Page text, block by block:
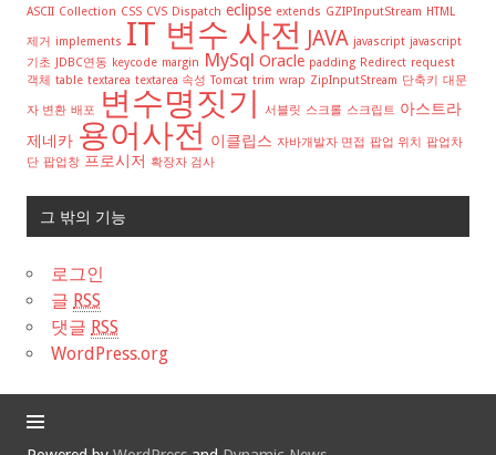
ASCII Collection CSS CVS Dispatch eclipse extends GZIPInputStream HTML
제거 implements IT 변수 사전 JAVA javascript javascript
기초
JDBC연동 keycode margin MySql Oracle padding Redirect request
객체
table textarea textarea 속성 Tomcat trim wrap ZipInputStream 단축키 대문
자 변환 배포 변수명짓기 서블릿 스크롤 스크립트 아스트라
제네카 용어사전 이클립스 자바개발자 면접 팝업 위치
팝업차
단 팝업창 프로시저 확장자 검사
그 밖의 기능
로그인
글 RSS
댓글 RSS
WordPress.org